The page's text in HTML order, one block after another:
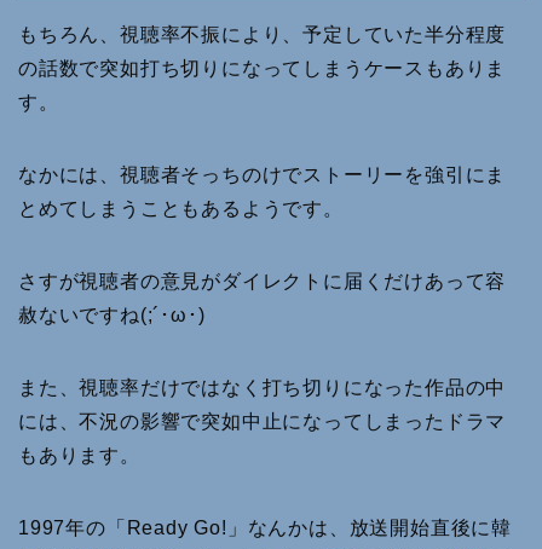
もちろん、視聴率不振により、予定していた半分程度
の話数で突如打ち切りになってしまうケースもありま
す。
なかには、視聴者そっちのけでストーリーを強引にま
とめてしまうこともあるようです。
さすが視聴者の意見がダイレクトに届くだけあって容
赦ないですね(;´･ω･)
また、視聴率だけではなく打ち切りになった作品の中
には、不況の影響で突如中止になってしまったドラマ
もあります。
1997年の「Ready Go!」なんかは、放送開始直後に韓